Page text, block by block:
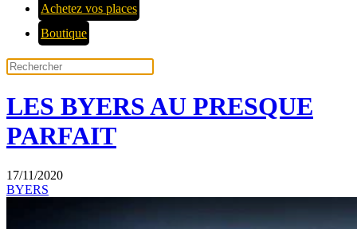
Achetez vos places
Boutique
LES BYERS AU PRESQUE
PARFAIT
17/11/2020
BYERS